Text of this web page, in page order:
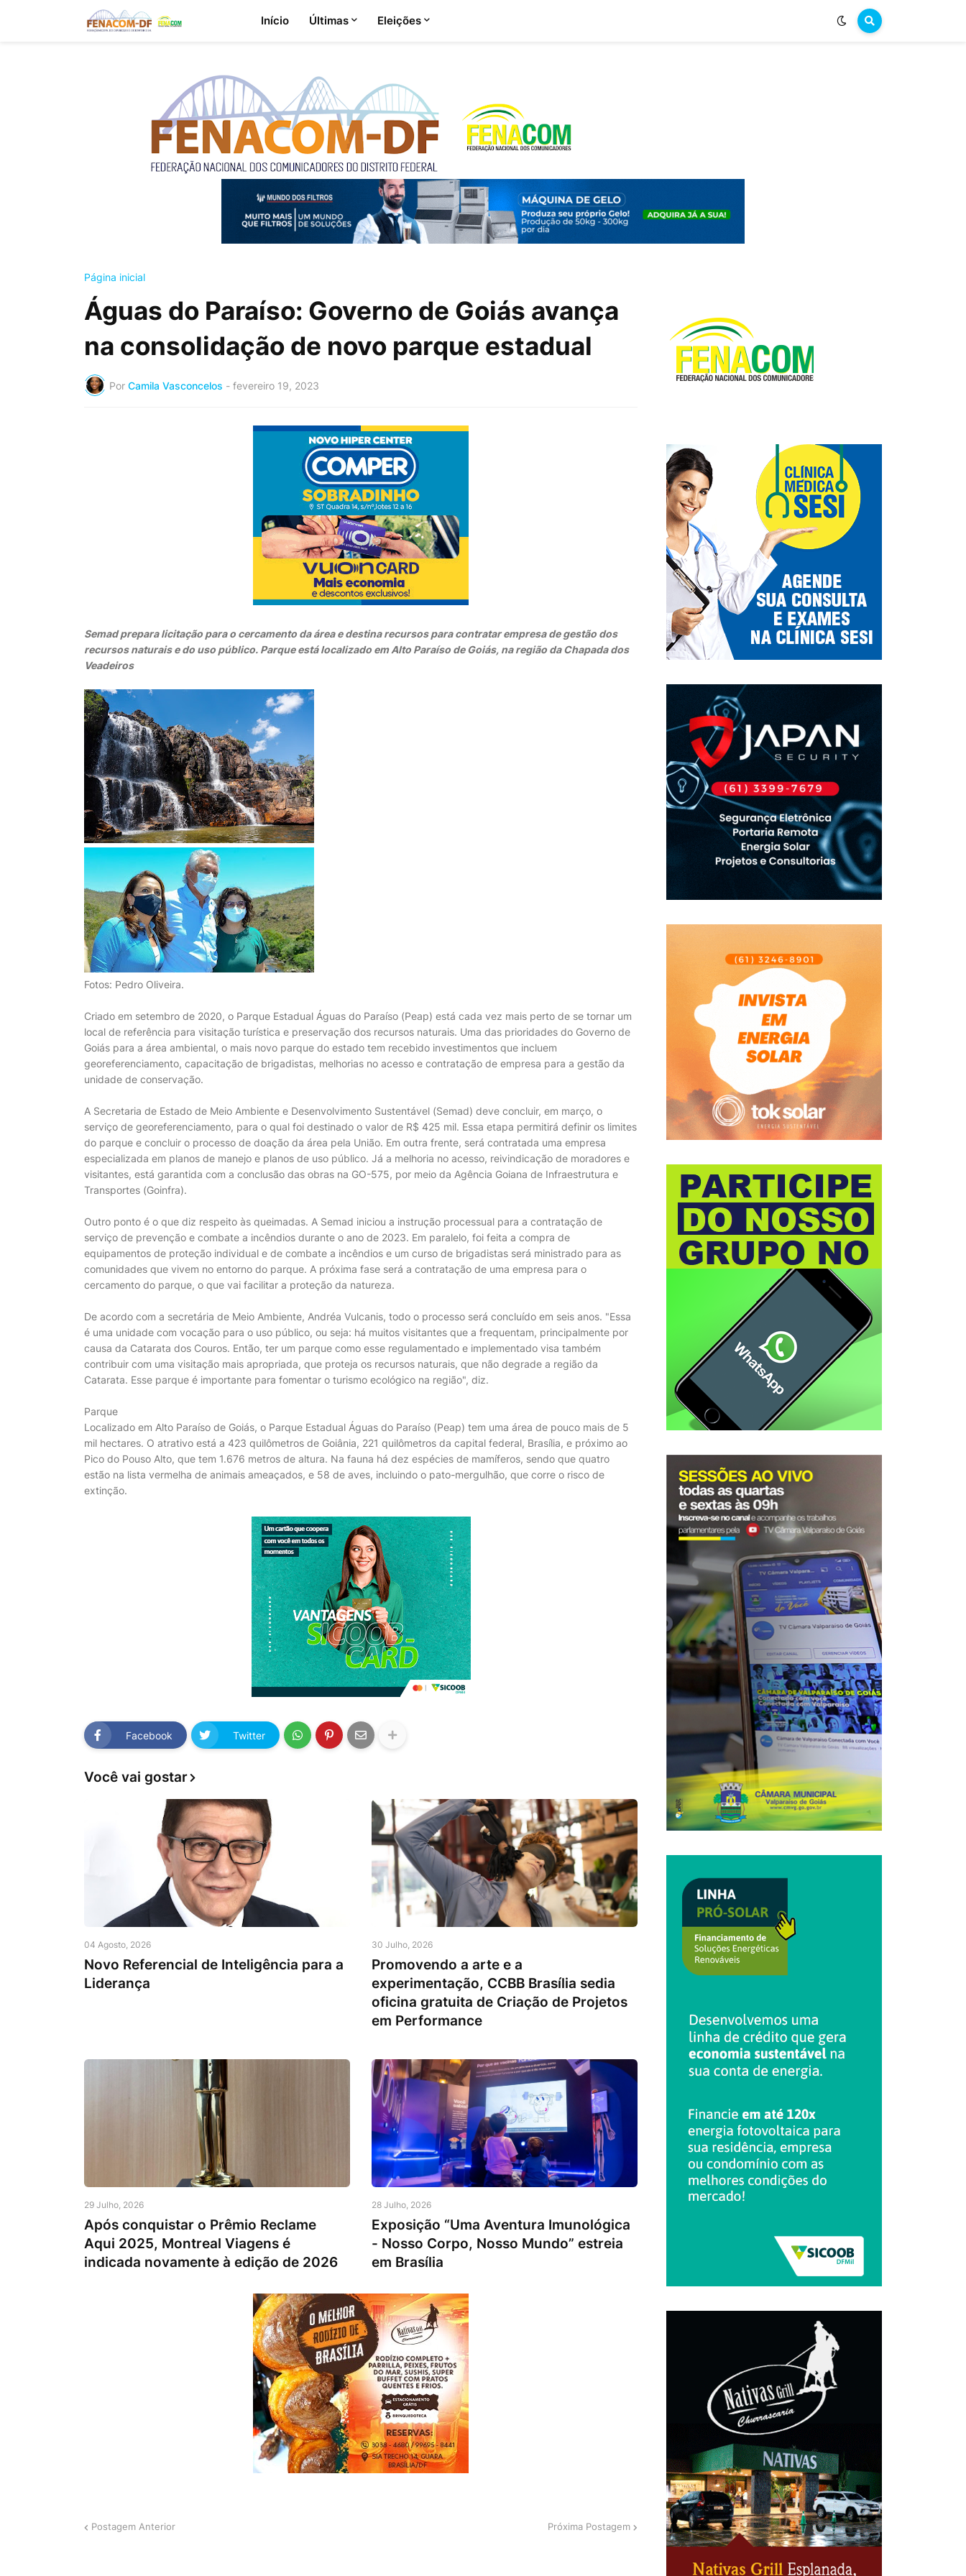
Início Últimas Eleições
Página inicial
Águas do Paraíso: Governo de Goiás avança
na consolidação de novo parque estadual
Por Camila Vasconcelos - fevereiro 19, 2023
Semad prepara licitação para o cercamento da área e destina recursos para contratar empresa de gestão dos
recursos naturais e do uso público. Parque está localizado em Alto Paraíso de Goiás, na região da Chapada dos
Veadeiros
Fotos: Pedro Oliveira.
Criado em setembro de 2020, o Parque Estadual Águas do Paraíso (Peap) está cada vez mais perto de se tornar um
local de referência para visitação turística e preservação dos recursos naturais. Uma das prioridades do Governo de
Goiás para a área ambiental, o mais novo parque do estado tem recebido investimentos que incluem
georeferenciamento, capacitação de brigadistas, melhorias no acesso e contratação de empresa para a gestão da
unidade de conservação.
A Secretaria de Estado de Meio Ambiente e Desenvolvimento Sustentável (Semad) deve concluir, em março, o
serviço de georeferenciamento, para o qual foi destinado o valor de R$ 425 mil. Essa etapa permitirá definir os limites
do parque e concluir o processo de doação da área pela União. Em outra frente, será contratada uma empresa
especializada em planos de manejo e planos de uso público. Já a melhoria no acesso, reivindicação de moradores e
visitantes, está garantida com a conclusão das obras na GO-575, por meio da Agência Goiana de Infraestrutura e
Transportes (Goinfra).
Outro ponto é o que diz respeito às queimadas. A Semad iniciou a instrução processual para a contratação de
serviço de prevenção e combate a incêndios durante o ano de 2023. Em paralelo, foi feita a compra de
equipamentos de proteção individual e de combate a incêndios e um curso de brigadistas será ministrado para as
comunidades que vivem no entorno do parque. A próxima fase será a contratação de uma empresa para o
cercamento do parque, o que vai facilitar a proteção da natureza.
De acordo com a secretária de Meio Ambiente, Andréa Vulcanis, todo o processo será concluído em seis anos. "Essa
é uma unidade com vocação para o uso público, ou seja: há muitos visitantes que a frequentam, principalmente por
causa da Catarata dos Couros. Então, ter um parque como esse regulamentado e implementado visa também
contribuir com uma visitação mais apropriada, que proteja os recursos naturais, que não degrade a região da
Catarata. Esse parque é importante para fomentar o turismo ecológico na região", diz.
Parque
Localizado em Alto Paraíso de Goiás, o Parque Estadual Águas do Paraíso (Peap) tem uma área de pouco mais de 5
mil hectares. O atrativo está a 423 quilômetros de Goiânia, 221 quilômetros da capital federal, Brasília, e próximo ao
Pico do Pouso Alto, que tem 1.676 metros de altura. Na fauna há dez espécies de mamíferos, sendo que quatro
estão na lista vermelha de animais ameaçados, e 58 de aves, incluindo o pato-mergulhão, que corre o risco de
extinção.
Facebook Twitter
Você vai gostar
04 Agosto, 2026
Novo Referencial de Inteligência para a
Liderança
30 Julho, 2026
Promovendo a arte e a
experimentação, CCBB Brasília sedia
oficina gratuita de Criação de Projetos
em Performance
29 Julho, 2026
Após conquistar o Prêmio Reclame
Aqui 2025, Montreal Viagens é
indicada novamente à edição de 2026
28 Julho, 2026
Exposição “Uma Aventura Imunológica
- Nosso Corpo, Nosso Mundo” estreia
em Brasília
Postagem Anterior Próxima Postagem